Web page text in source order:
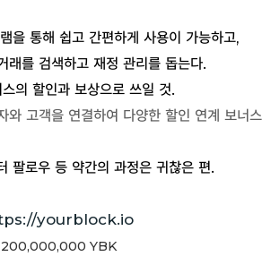
을 통해 쉽고 간편하게 사용이 가능하고,
래를 검색하고 재정 관리를 돕는다.
의 할인과 보상으로 쓰일 것.
고객을 연결하여 다양한 할인 연계 보너
팔로우 등 약간의 과정은 귀찮은 편.
yourblock.io
200,000,000 YBK